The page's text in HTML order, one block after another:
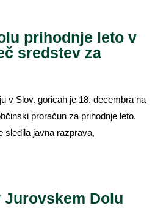
prihodnje leto v
sredstev za
v Slov. goricah je 18. decembra na
proračun za prihodnje leto.
sledila javna razprava,
Dolu